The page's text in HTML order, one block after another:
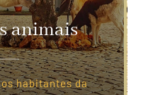
animais
habitantes da